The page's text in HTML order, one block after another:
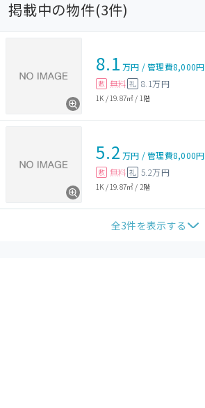
掲載中の物件(3件)
8.1 万円 /管理費8,000円
敷 無料 礼 8.1万円
1K / 19.87㎡ / 1階
5.2 万円 /管理費8,000円
敷 無料 礼 5.2万円
1K / 19.87㎡ / 2階
全3件を表示する